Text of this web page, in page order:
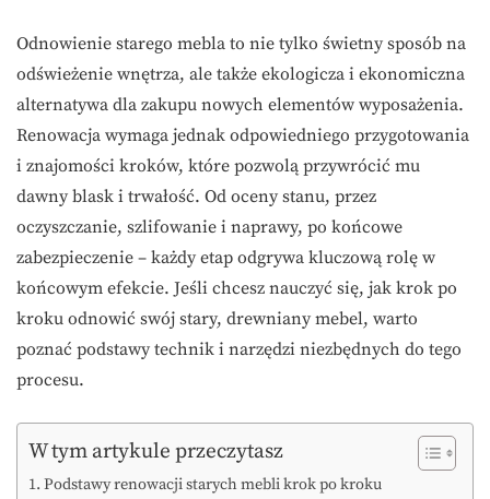
Odnowienie starego mebla to nie tylko świetny sposób na
odświeżenie wnętrza, ale także ekologicza i ekonomiczna
alternatywa dla zakupu nowych elementów wyposażenia.
Renowacja wymaga jednak odpowiedniego przygotowania
i znajomości kroków, które pozwolą przywrócić mu
dawny blask i trwałość. Od oceny stanu, przez
oczyszczanie, szlifowanie i naprawy, po końcowe
zabezpieczenie – każdy etap odgrywa kluczową rolę w
końcowym efekcie. Jeśli chcesz nauczyć się, jak krok po
kroku odnowić swój stary, drewniany mebel, warto
poznać podstawy technik i narzędzi niezbędnych do tego
procesu.
W tym artykule przeczytasz
Podstawy renowacji starych mebli krok po kroku